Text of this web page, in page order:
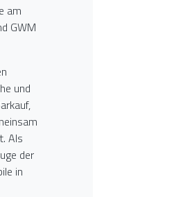
am
GWM
und
Als
der
in